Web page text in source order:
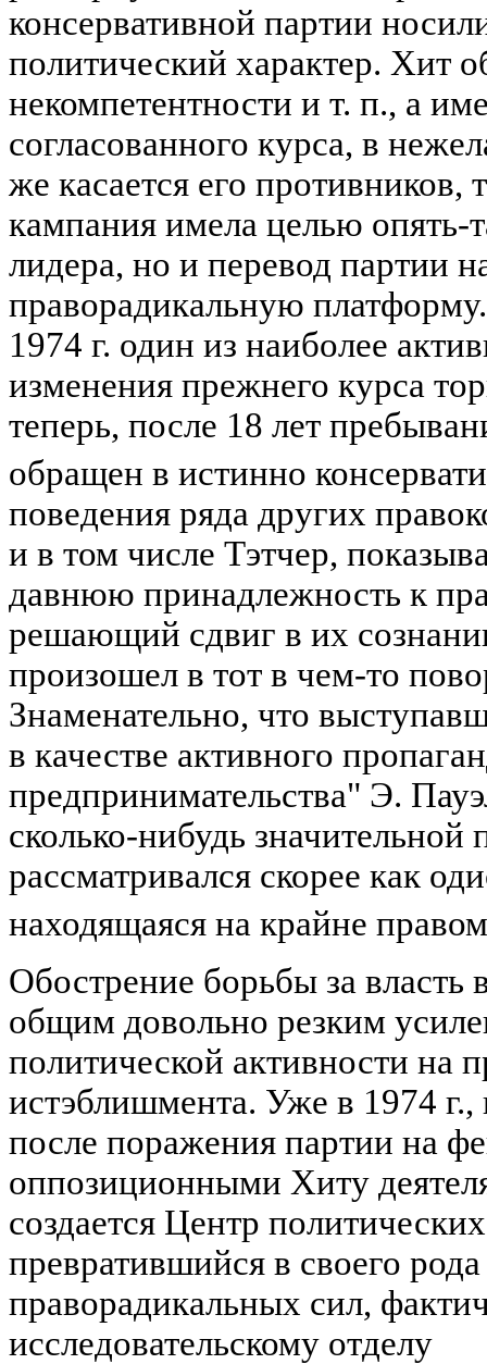
консервативной партии
политический характер. Хит
некомпетентности и т. п., а
согласованного курса, в
же касается его противников,
кампания имела целью опять-
лидера, но и перевод партии
праворадикальную
1974 г. один из наиболее
изменения прежнего курса
теперь, после 18 лет
обращен в истинно
поведения ряда других
и в том числе Тэтчер,
давнюю принадлежность к
решающий сдвиг в их
произошел в тот в чем-то
Знаменательно, что
в качестве активного
предпринимательства" Э.
сколько-нибудь
рассматривался скорее как
находящаяся на крайне
Обострение борьбы за власть
общим довольно резким
политической активности на
истэблишмента. Уже в 1974 г.,
после поражения партии на
оппозиционными Хиту
создается Центр
превратившийся в своего
праворадикальных сил,
исследовательскому отделу